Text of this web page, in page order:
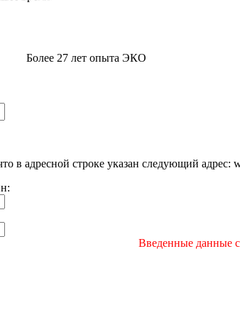
Более 27 лет опыта ЭКО
в адресной строке указан следующий адрес:
Введенные данные